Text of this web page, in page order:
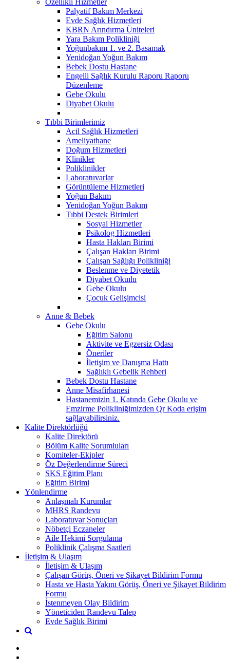
Palyatif Bakım Merkezi
Evde Sağlık Hizmetleri
KBRN Arındırma Üniteleri
Yara Bakım Polikliniği
Yoğunbakım 1. ve 2. Basamak
Yenidoğan Yoğun Bakım
Bebek Dostu Hastane
Engelli Sağlık Kurulu Raporu Raporu
Düzenleme
Gebe Okulu
Diyabet Okulu
Tıbbi Birimlerimiz
Acil Sağlık Hizmetleri
Ameliyathane
Doğum Hizmetleri
Klinikler
Poliklinikler
Laboratuvarlar
Görüntüleme Hizmetleri
Yoğun Bakım
Yenidoğan Yoğun Bakım
Tıbbi Destek Birimleri
Sosyal Hizmetler
Psikolog Hizmetleri
Hasta Hakları Birimi
Çalışan Hakları Birimi
Çalışan Sağlığı Polikliniği
Beslenme ve Diyetetik
Diyabet Okuılu
Gebe Okulu
Çocuk Gelişimcisi
Anne & Bebek
Gebe Okulu
Eğitim Salonu
Aktivite ve Egzersiz Odası
Öneriler
İletişim ve Danışma Hattı
Sağlıklı Gebelik Rehberi
Bebek Dostu Hastane
Anne Misafirhanesi
Hastanemizin 1. Katında Gebe Okulu ve
Emzirme Polikliniğimizden Qr Koda erişim
sağlayabilirsiniz.
Kalite Direktörlüğü
Kalite Direktörü
Bölüm Kalite Sorumluları
Komiteler-Ekipler
Öz Değerlendirme Süreci
SKS Eğitim Planı
Eğitim Birimi
Yönlendirme
Anlaşmalı Kurumlar
MHRS Randevu
Laboratuvar Sonuçları
Nöbetçi Eczaneler
Aile Hekimi Sorgulama
Poliklinik Çalışma Saatleri
İletişim & Ulaşım
İletişim & Ulaşım
Çalışan Görüş, Öneri ve Şikayet Bildirim Formu
Hasta ve Hasta Yakını Görüş, Öneri ve Şikayet Bildirim
Formu
İstenmeyen Olay Bildirim
Yöneticiden Randevu Talep
Evde Sağlık Birimi